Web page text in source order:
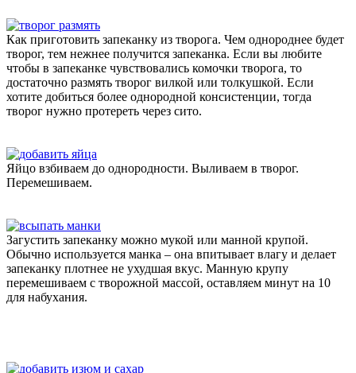
Как приготовить запеканку из творога. Чем однороднее будет
творог, тем нежнее получится запеканка. Если вы любите
чтобы в запеканке чувствовались комочки творога, то
достаточно размять творог вилкой или толкушкой. Если
хотите добиться более однородной консистенции, тогда
творог нужно протереть через сито.
Яйцо взбиваем до однородности. Выливаем в творог.
Перемешиваем.
Загустить запеканку можно мукой или манной крупой.
Обычно используется манка – она впитывает влагу и делает
запеканку плотнее не ухудшая вкус. Манную крупу
перемешиваем с творожной массой, оставляем минут на 10
для набухания.